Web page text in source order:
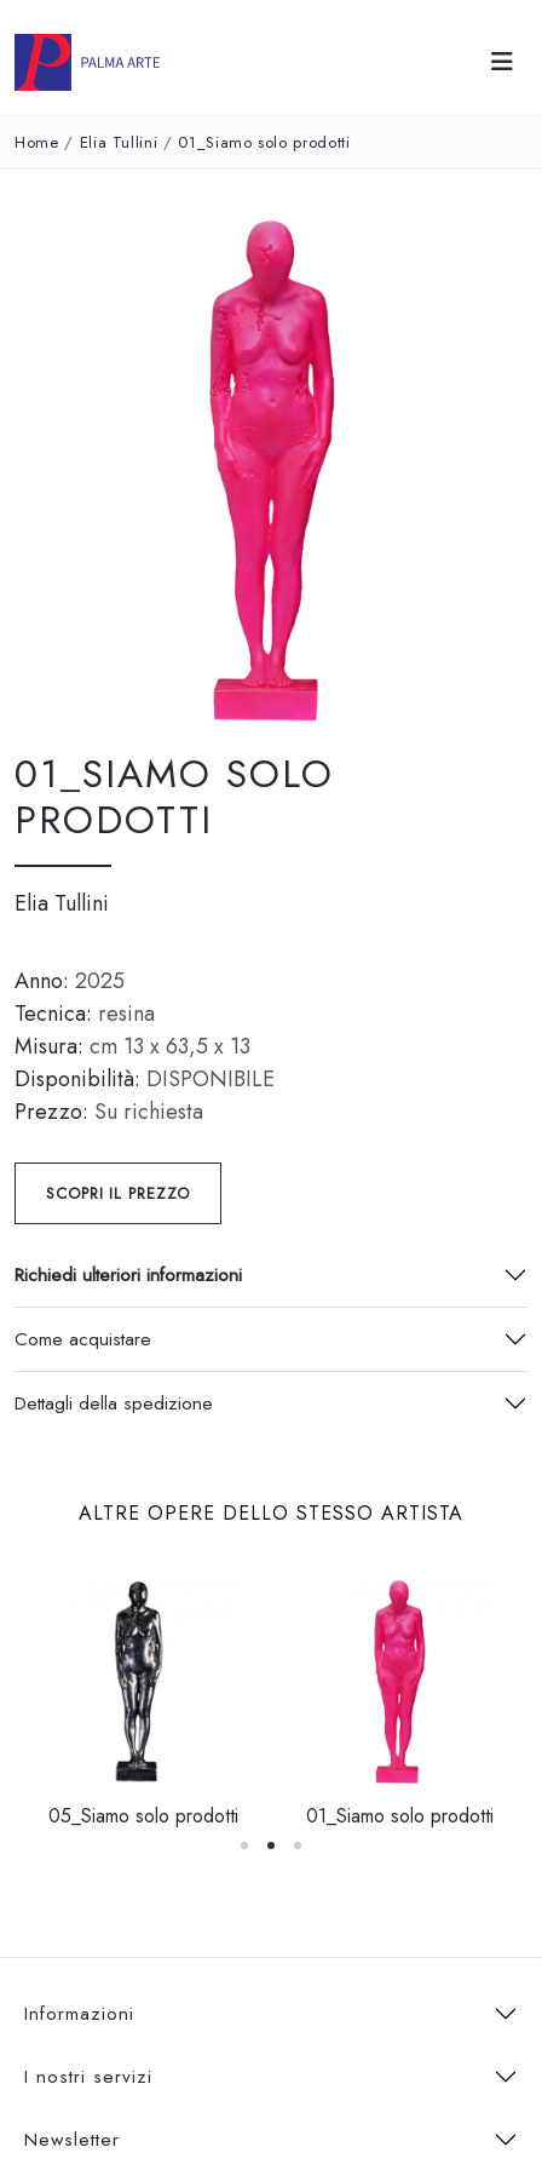
Home / Elia Tullini / 01_Siamo solo prodotti
01_SIAMO SOLO
PRODOTTI
Elia Tullini
Anno: 2025
Tecnica: resina
Misura: cm 13 x 63,5 x 13
Disponibilità: DISPONIBILE
Prezzo: Su richiesta
SCOPRI IL PREZZO
Richiedi ulteriori informazioni
Come acquistare
Dettagli della spedizione
ALTRE OPERE DELLO STESSO ARTISTA
05_Siamo solo prodotti 01_Siamo solo prodotti
Informazioni
I nostri servizi
Newsletter